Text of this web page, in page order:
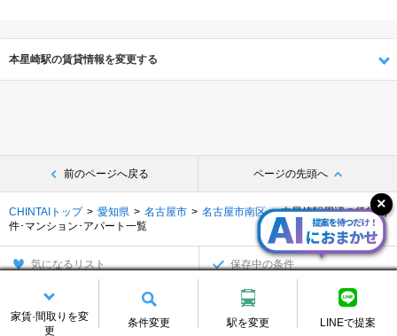
家賃·間取りを変
更
条件変更 駅を変更 LINEで提案
本星崎駅の賃貸情報を変更する
前のページへ戻る ページの先頭へ
CHINTAIトップ 愛知県 名古屋市 名古屋市南区
本星崎駅周辺の賃貸物
件･マンション･アパート一覧
気になるリスト 保存中の条件
別の探し方でお部屋を探す
沿線・駅から 住所から